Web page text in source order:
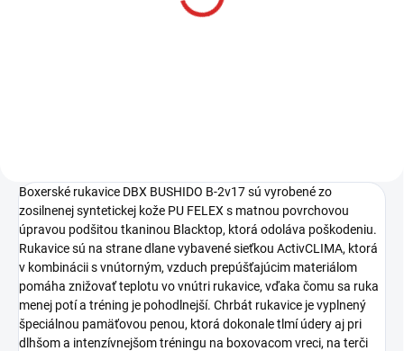
Boxerské rukavice DBX BUSHIDO B-2v17 sú vyrobené zo
zosilnenej syntetickej kože PU FELEX s matnou povrchovou
úpravou podšitou tkaninou Blacktop, ktorá odoláva poškodeniu.
Rukavice sú na strane dlane vybavené sieťkou ActivCLIMA, ktorá
v kombinácii s vnútorným, vzduch prepúšťajúcim materiálom
pomáha znižovať teplotu vo vnútri rukavice, vďaka čomu sa ruka
menej potí a tréning je pohodlnejší. Chrbát rukavice je vyplnený
špeciálnou pamäťovou penou, ktorá dokonale tlmí údery aj pri
dlhšom a intenzívnejšom tréningu na boxovacom vreci, na terči